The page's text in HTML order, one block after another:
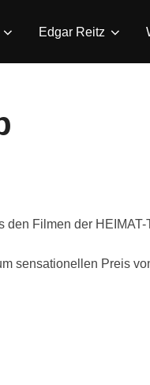
Edgar Reitz
den Filmen der HEIMAT-
sensationellen Preis